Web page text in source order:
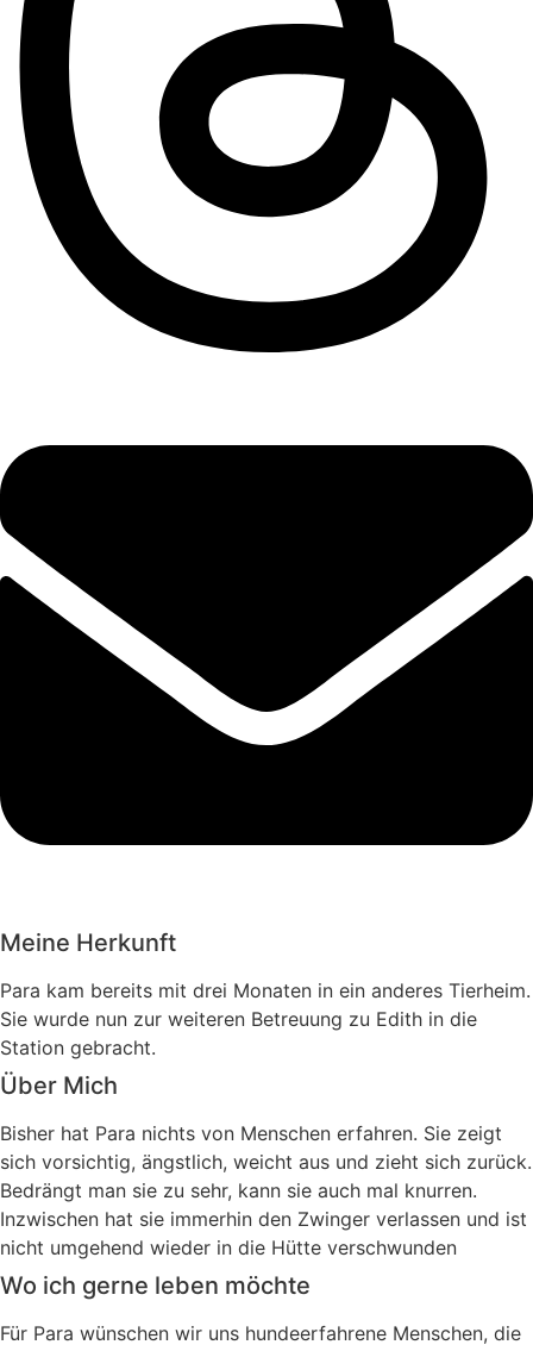
Meine Herkunft
Para kam bereits mit drei Monaten in ein anderes Tierheim.
Sie wurde nun zur weiteren Betreuung zu Edith in die
Station gebracht.
Über Mich
Bisher hat Para nichts von Menschen erfahren. Sie zeigt
sich vorsichtig, ängstlich, weicht aus und zieht sich zurück.
Bedrängt man sie zu sehr, kann sie auch mal knurren.
Inzwischen hat sie immerhin den Zwinger verlassen und ist
nicht umgehend wieder in die Hütte verschwunden
Wo ich gerne leben möchte
Für Para wünschen wir uns hundeerfahrene Menschen, die